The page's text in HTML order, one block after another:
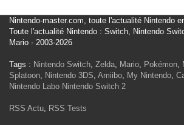
Nintendo-master.com, toute l'actualité Nintendo
Toute l'actualité Nintendo : Switch, Nintendo
Mario - 2003-2026
Tags : Nintendo Switch, Zelda, Mario, Pokémon,
Splatoon, Nintendo 3DS, Amiibo, My Nintendo,
Nintendo Labo Nintendo Switch 2
RSS Actu, RSS Tests